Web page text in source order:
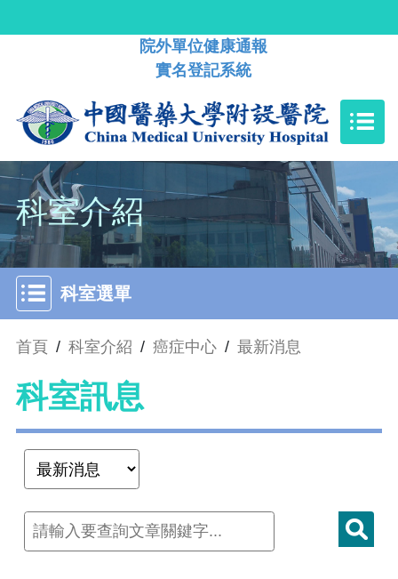
院外單位健康通報
實名登記系統
科室介紹
科室選單
首頁 / 科室介紹 / 癌症中心 / 最新消息
科室訊息